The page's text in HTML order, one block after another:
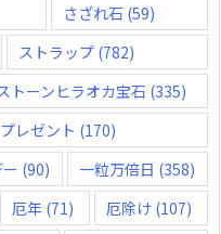
さざれ石 (59)
ストラップ(782)
トーンヒラオカ宝石 (335)
プレゼント (170)
(90) 一粒万倍日 (358)
厄年 (71) 厄除け (107)